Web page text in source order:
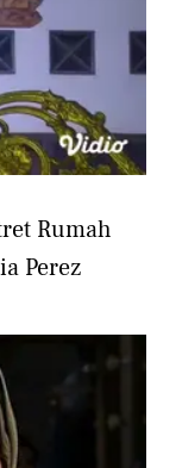
Rumah
Perez